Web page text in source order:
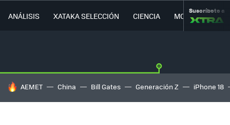
ANÁLISIS XATAKA SELECCIÓN CIENCIA MOVILIDAD
Suscríbete a
HOY SE HABLA DE
AEMET China Bill Gates Generación Z iPhone 18